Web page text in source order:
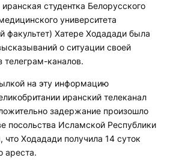
студентка Белорусского
университета
факультет) Хатере Ходадади была
о ситуации своей
телеграм-каналов.
на эту информацию
иранский телеканал
задержание произошло
посольства Исламской Республики
что Ходадади получила 14 суток
ареста.